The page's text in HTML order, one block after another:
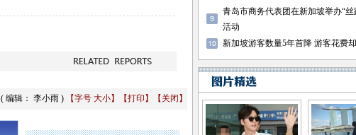
( 编辑： 李小雨 ) 【字号 大小】 【打印 】 【 关闭 】